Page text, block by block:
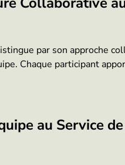
par son approche
Chaque participant
au Service